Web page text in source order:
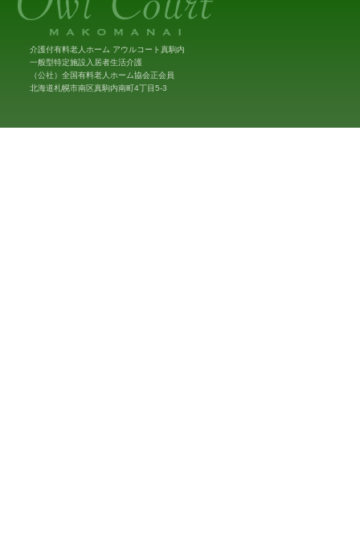
介護付有料老人ホーム アウルコート真駒内
一般型特定施設入居者生活介護
（公社）全国有料老人ホーム協会正会員
北海道札幌市南区真駒内南町4丁目5-3